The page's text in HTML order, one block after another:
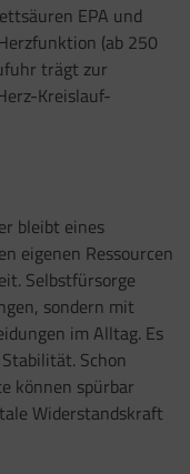
EPA und
(ab 250
trägt zur
Kreislauf-
bleibt eines
eigenen Ressourcen
Selbstfürsorge
sondern mit
im Alltag. Es
Schon
können spürbar
Widerstandskraft